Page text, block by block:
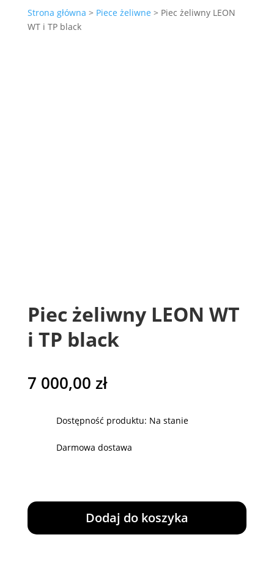
Strona główna > Piece żeliwne > Piec żeliwny LEON
WT i TP black
Piec żeliwny LEON WT
i TP black
7 000,00 zł
Dostępność produktu: Na stanie
Darmowa dostawa
Piec
LEON
Dodaj do koszyka